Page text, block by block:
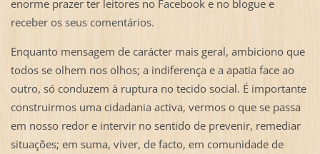
enorme prazer ter leitores no Facebook e no blogue e
receber os seus comentários.
Enquanto mensagem de carácter mais geral, ambiciono que
todos se olhem nos olhos; a indiferença e a apatia face ao
outro, só conduzem à ruptura no tecido social. É importante
construirmos uma cidadania activa, vermos o que se passa
em nosso redor e intervir no sentido de prevenir, remediar
situações; em suma, viver, de facto, em comunidade de